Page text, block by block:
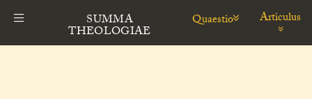
SUMMA
THEOLOGIAE
Quaestio Articulus